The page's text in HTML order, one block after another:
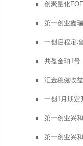
创聚量化
第一创业鑫
一创启程定
共盈金珀1号
汇金稳健收
一创1月期定
第一创业兴
第一创业兴